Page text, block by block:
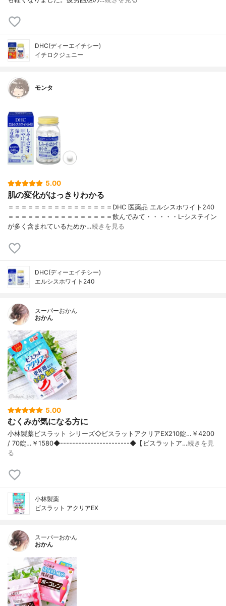
DHC(ディーエイチシー)
イチロクジュニー
モンタ
5.00
肌の変化がはっきりわかる
＝＝＝＝＝＝＝＝＝＝＝＝＝＝＝＝DHC 医薬品 エルシスホワイト240
＝＝＝＝＝＝＝＝＝＝＝＝＝＝＝＝飲んでみて・・・・・L-システイン
が多く含まれているためか…続きを見る
DHC(ディーエイチシー)
エルシスホワイト240
スーパーおかん
おかん
5.00
むくみが気になる方に
小林製薬ビスラット シリーズ◇ビスラットアクリアEX210錠…￥4200
/ 70錠…￥1580◆-----------------------◆【ビスラットア…続きを見
る
小林製薬
ビスラット アクリアEX
スーパーおかん
おかん